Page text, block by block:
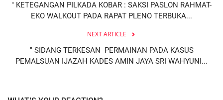
" KETEGANGAN PILKADA KOBAR : SAKSI PASLON RAHMAT-
EKO WALKOUT PADA RAPAT PLENO TERBUKA...
NEXT ARTICLE
" SIDANG TERKESAN PERMAINAN PADA KASUS
PEMALSUAN IJAZAH KADES AMIN JAYA SRI WAHYUNI...